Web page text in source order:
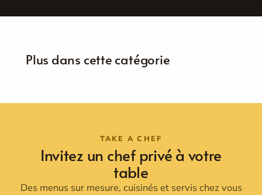
TAKE A CHEF
Invitez un chef privé à votre
table
Des menus sur mesure, cuisinés et servis chez vous